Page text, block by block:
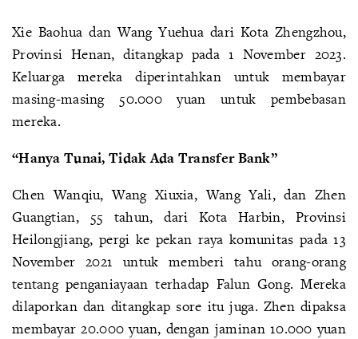
Xie Baohua dan Wang Yuehua dari Kota Zhengzhou,
Provinsi Henan, ditangkap pada 1 November 2023.
Keluarga mereka diperintahkan untuk membayar
masing-masing 50.000 yuan untuk pembebasan
mereka.
“Hanya Tunai, Tidak Ada Transfer Bank”
Chen Wanqiu, Wang Xiuxia, Wang Yali, dan Zhen
Guangtian, 55 tahun, dari Kota Harbin, Provinsi
Heilongjiang, pergi ke pekan raya komunitas pada 13
November 2021 untuk memberi tahu orang-orang
tentang penganiayaan terhadap Falun Gong. Mereka
dilaporkan dan ditangkap sore itu juga. Zhen dipaksa
membayar 20.000 yuan, dengan jaminan 10.000 yuan